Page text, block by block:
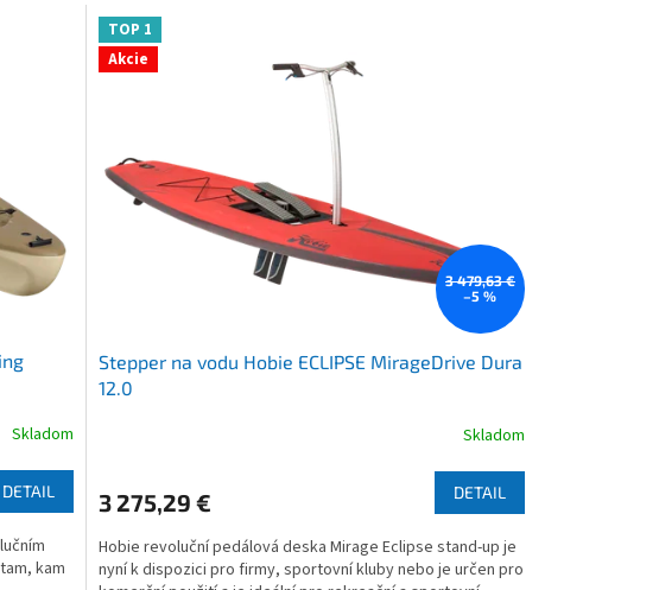
Skladom
DETAIL
kam
TOP 1
Akcie
3 479,63 €
–5 %
Stepper na vodu Hobie ECLIPSE MirageDrive Dura
12.0
je
z
5
Skladom
3 275,29 € DETAIL
Hobie revoluční pedálová deska Mirage Eclipse stand-up je
nyní k dispozici pro firmy, sportovní kluby nebo je určen pro